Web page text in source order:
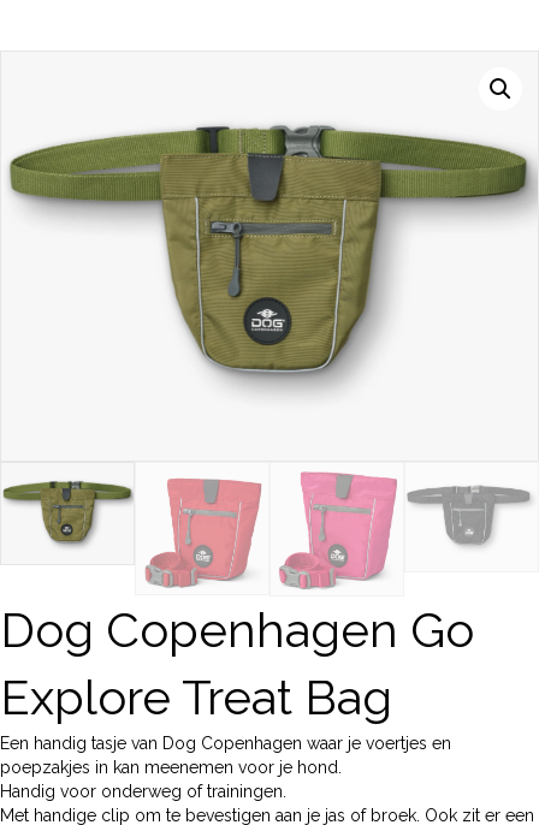
Dog Copenhagen Go
Explore Treat Bag
Een handig tasje van Dog Copenhagen waar je voertjes en
poepzakjes in kan meenemen voor je hond.
Handig voor onderweg of trainingen.
Met handige clip om te bevestigen aan je jas of broek. Ook zit er een